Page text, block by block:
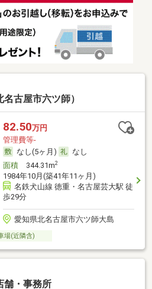
古屋市六ツ師）
82.50万円
管理費等-
なし(5ヶ月)
なし
面積344.31m2
1984年10月(築41年11ヶ月)
名鉄犬山線 徳重・名古屋芸大駅 徒
歩29分
愛知県北名古屋市六ツ師大島
場(近隣含)
舗・事務所